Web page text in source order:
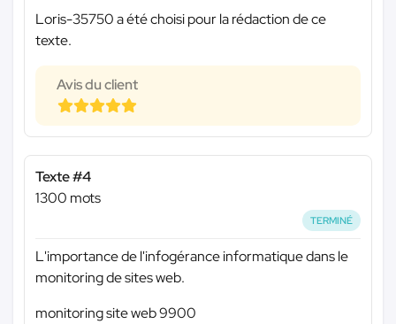
Loris-35750 a été choisi pour la rédaction de ce
texte.
Avis du client
Texte #4
1300 mots
TERMINÉ
L'importance de l'infogérance informatique dans le
monitoring de sites web.
monitoring site web 9900